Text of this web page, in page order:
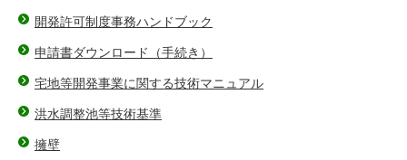
開発許可制度事務ハンドブック
申請書ダウンロード（手続き）
宅地等開発事業に関する技術マニュアル
洪水調整池等技術基準
擁壁